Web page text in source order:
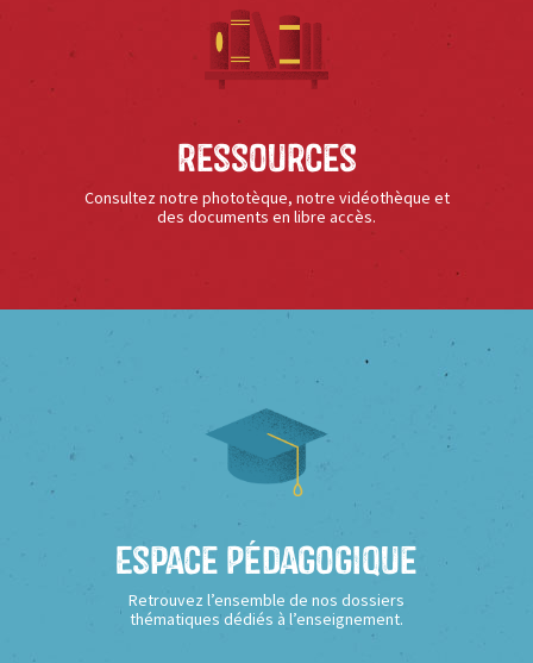
Ressources
Consultez notre phototèque, notre vidéothèque et
des documents en libre accès.
Espace Pédagogique
Retrouvez l’ensemble de nos dossiers
thématiques dédiés à l’enseignement.